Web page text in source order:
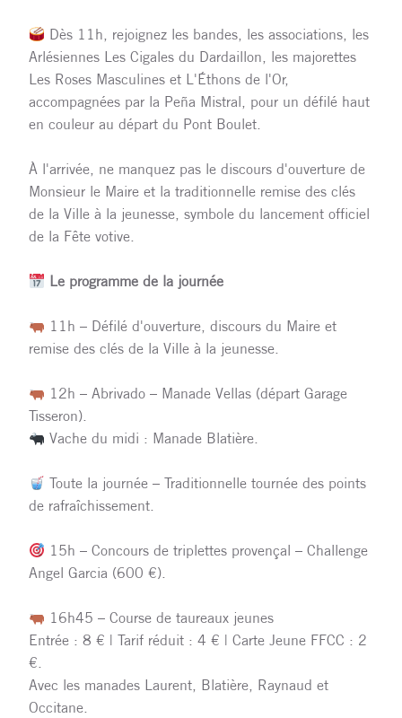
Dès 11h, rejoignez les bandes, les associations, les
Arlésiennes Les Cigales du Dardaillon, les majorettes
Les Roses Masculines et L'Éthons de l'Or,
accompagnées par la Peña Mistral, pour un défilé haut
en couleur au départ du Pont Boulet.
À l'arrivée, ne manquez pas le discours d'ouverture de
Monsieur le Maire et la traditionnelle remise des clés
de la Ville à la jeunesse, symbole du lancement officiel
de la Fête votive.
Le programme de la journée
11h – Défilé d'ouverture, discours du Maire et
remise des clés de la Ville à la jeunesse.
12h – Abrivado – Manade Vellas (départ Garage
Tisseron).
Vache du midi : Manade Blatière.
Toute la journée – Traditionnelle tournée des points
de rafraîchissement.
15h – Concours de triplettes provençal – Challenge
Angel Garcia (600 €).
16h45 – Course de taureaux jeunes
Entrée : 8 € | Tarif réduit : 4 € | Carte Jeune FFCC : 2
€.
Avec les manades Laurent, Blatière, Raynaud et
Occitane.